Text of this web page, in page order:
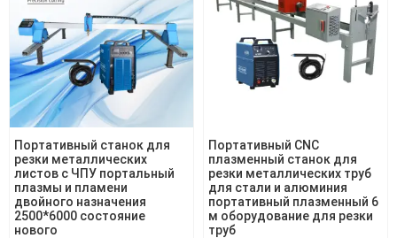
Портативный станок для
резки металлических
листов с ЧПУ портальный
плазмы и пламени
двойного назначения
2500*6000 состояние
нового
Портативный CNC
плазменный станок для
резки металлических труб
для стали и алюминия
портативный плазменный 6
м оборудование для резки
труб